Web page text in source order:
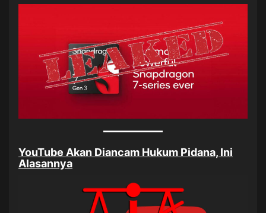
YouTube Akan Diancam Hukum Pidana, Ini
Alasannya